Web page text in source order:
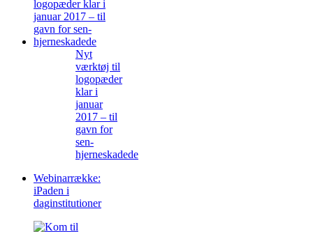
Nyt
værktøj til
logopæder
klar i
januar
2017 – til
gavn for
sen-
hjerneskadede
Webinarrække:
iPaden i
daginstitutioner